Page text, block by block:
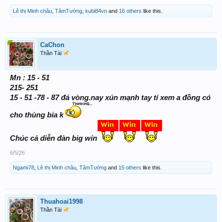
Lê thị Minh châu TâmTường kubi84vn and 16 others like this.
CaChon
Thần Tài
Mn : 15 - 51
215- 251
15 - 51 -78 - 87 đá vòng.nay xún mạnh tay tí xem a đồng có
cho thùng bia k
Chúc cả diễn đàn big win
6/5/26
Ngami78 Lê thị Minh châu TâmTường and 15 others like this.
Thuahoai1998
Thần Tài